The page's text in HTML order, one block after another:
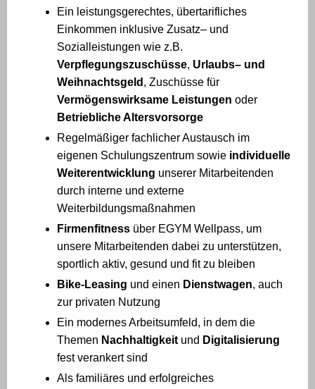
Ein leistungsgerechtes, übertarifliches
Einkommen inklusive Zusatz– und
Sozialleistungen wie z.B.
Verpflegungszuschüsse, Urlaubs– und
Weihnachtsgeld , Zuschüsse für
Vermögenswirksame Leistungen oder
Betriebliche Altersvorsorge
Regelmäßiger fachlicher Austausch im
eigenen Schulungszentrum sowie individuelle
Weiterentwicklung unserer Mitarbeitenden
durch interne und externe
Weiterbildungsmaßnahmen
Firmenfitness über EGYM Wellpass, um
unsere Mitarbeitenden dabei zu unterstützen,
sportlich aktiv, gesund und fit zu bleiben
Bike-Leasing und einen Dienstwagen, auch
zur privaten Nutzung
Ein modernes Arbeitsumfeld, in dem die
Themen Nachhaltigkeit und Digitalisierung
fest verankert sind
Als familiäres und erfolgreiches